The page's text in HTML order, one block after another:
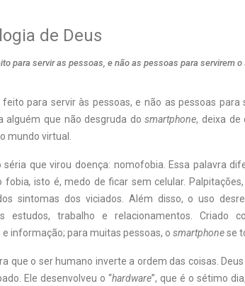
de Deus
para servir as pessoas, e não as pessoas para servirem
feito para servir às pessoas, e não as pessoas para
alguém que não desgruda dosmartphone, deixa de
mundo virtual.
séria que virou doença: nomofobia. Essa palavra
fobia, isto é, medo de ficar sem celular.
sintomas dos viciados. Além disso, o uso
estudos, trabalho e relacionamentos. Criado
informação; para muitas pessoas, o smartphonese
que o ser humano inverte a ordem das coisas.
Ele desenvolveu o “hardware”, que é o sétimo